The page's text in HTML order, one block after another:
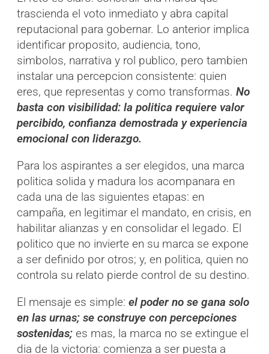
trascienda el voto inmediato y abra capital
reputacional para gobernar. Lo anterior implica
identificar proposito, audiencia, tono,
simbolos, narrativa y rol publico, pero tambien
instalar una percepcion consistente: quien
eres, que representas y como transformas. No
basta con visibilidad: la politica requiere valor
percibido, confianza demostrada y experiencia
emocional con liderazgo.
Para los aspirantes a ser elegidos, una marca
politica solida y madura los acompanara en
cada una de las siguientes etapas: en
campaña, en legitimar el mandato, en crisis, en
habilitar alianzas y en consolidar el legado. El
politico que no invierte en su marca se expone
a ser definido por otros; y, en politica, quien no
controla su relato pierde control de su destino.
El mensaje es simple: el poder no se gana solo
en las urnas; se construye con percepciones
sostenidas; es mas, la marca no se extingue el
dia de la victoria: comienza a ser puesta a